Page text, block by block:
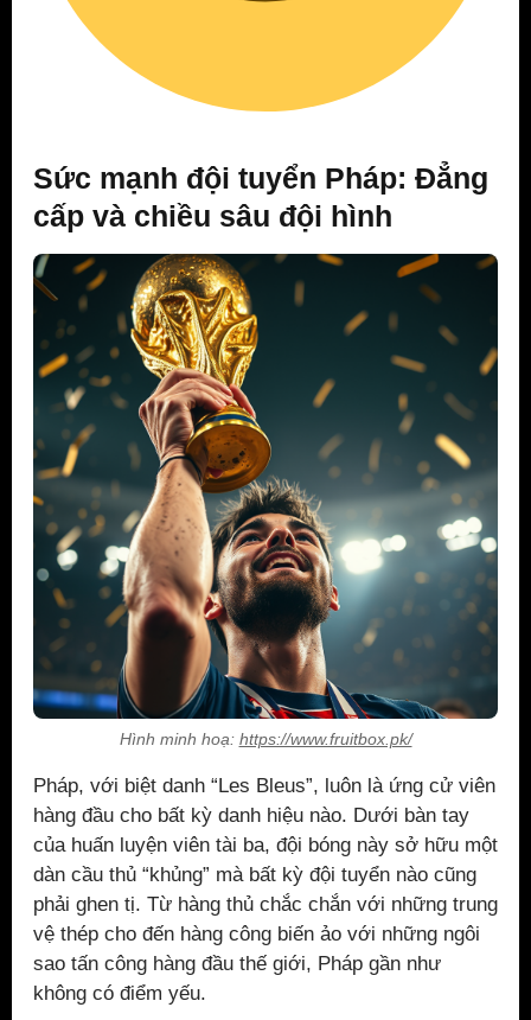
Sức mạnh đội tuyển Pháp: Đẳng
cấp và chiều sâu đội hình
Hình minh hoạ: https://www.fruitbox.pk/
Pháp, với biệt danh “Les Bleus”, luôn là ứng cử viên
hàng đầu cho bất kỳ danh hiệu nào. Dưới bàn tay
của huấn luyện viên tài ba, đội bóng này sở hữu một
dàn cầu thủ “khủng” mà bất kỳ đội tuyển nào cũng
phải ghen tị. Từ hàng thủ chắc chắn với những trung
vệ thép cho đến hàng công biến ảo với những ngôi
sao tấn công hàng đầu thế giới, Pháp gần như
không có điểm yếu.